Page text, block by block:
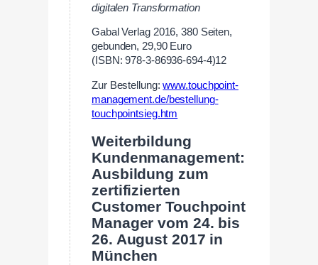
digitalen Transformation
Gabal Verlag 2016, 380 Seiten,
gebunden, 29,90 Euro
(ISBN: 978-3-86936-694-4)12
Zur Bestellung:www.touchpoint-
management.de/bestellung-
touchpointsieg.htm
Weiterbildung
Kundenmanagement:
Ausbildung zum
zertifizierten
Customer Touchpoint
Manager vom 24. bis
26. August 2017 in
München